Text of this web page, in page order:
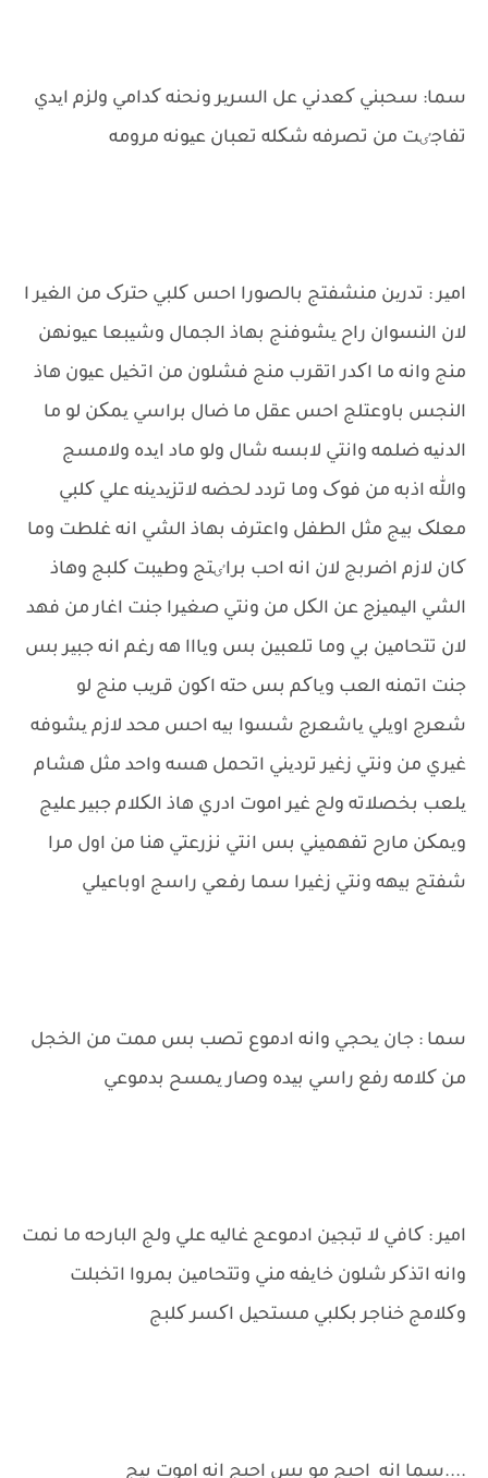
سما: سحبني کعدني عل السریر ونحنه کدامي ولزم ایدي
تفاجٸت من تصرفه شکله تعبان عیونه مرومه
امیر : تدرین منشفتج بالصورا احس کلبي حترک من الغیر ا
لان النسوان راح یشوفنج بهاذ الجمال وشیبعا عیونهن
منج وانه ما اکدر اتقرب منج فشلون من اتخیل عیون هاذ
النجس باوعتلج احس عقل ما ضال براسي یمکن لو ما
الدنیه ضلمه وانتي لابسه شال ولو ماد ایده ولامسج
والله اذبه من فوک وما تردد لحضه لاتزیدینه علي کلبي
معلک بیج مثل الطفل واعترف بهاذ الشي انه غلطت وما
کان لازم اضربج لان انه احب براٸتج وطیبت کلبج وهاذ
الشي الیمیزج عن الکل من ونتي صغیرا جنت اغار من فهد
لان تتحامین بي وما تلعبین بس ویااا هه رغم انه جبیر بس
جنت اتمنه العب ویاکم بس حته اکون قریب منج لو
شعرج اویلي یاشعرج شسوا بیه احس محد لازم یشوفه
غیري من ونتي زغیر تردیني اتحمل هسه واحد مثل هشام
یلعب بخصلاته ولج غیر اموت ادري هاذ الکلام جبیر علیج
ویمکن مارح تفهمیني بس انتي نزرعتي هنا من اول مرا
شفتج بیهه ونتي زغیرا سما رفعي راسج اوباعیلي
سما : جان یحجي وانه ادموع تصب بس ممت من الخجل
من کلامه رفع راسي بیده وصار یمسح بدموعي
امیر : کافي لا تبجین ادموعج غالیه علي ولج البارحه ما نمت
وانه اتذکر شلون خایفه مني وتتحامین بمروا اتخبلت
وکلامج خناجر بکلبي مستحیل اکسر کلبج
....سما انه احبج مو بس احبج انه اموت بیج